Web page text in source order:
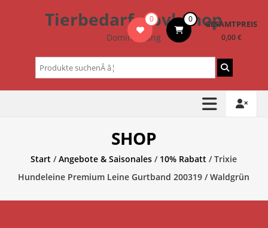
Tierbedarf – bvl-Shop
Dominik Lang
0 0 GESAMTPREIS
0,00 €
Suchen
nach:
SHOP
Start /Angebote & Saisonales / 10% Rabatt / Trixie
Hundeleine Premium Leine Gurtband 200319 / Waldgrün